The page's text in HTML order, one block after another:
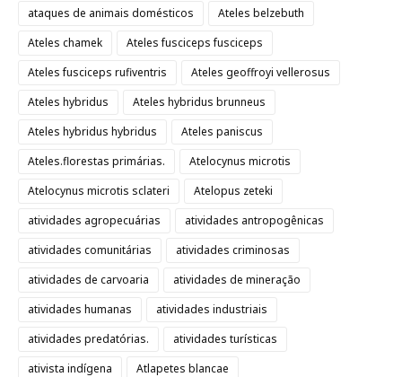
ataques de animais domésticos
Ateles belzebuth
Ateles chamek
Ateles fusciceps fusciceps
Ateles fusciceps rufiventris
Ateles geoffroyi vellerosus
Ateles hybridus
Ateles hybridus brunneus
Ateles hybridus hybridus
Ateles paniscus
Ateles.florestas primárias.
Atelocynus microtis
Atelocynus microtis sclateri
Atelopus zeteki
atividades agropecuárias
atividades antropogênicas
atividades comunitárias
atividades criminosas
atividades de carvoaria
atividades de mineração
atividades humanas
atividades industriais
atividades predatórias.
atividades turísticas
ativista indígena
Atlapetes blancae